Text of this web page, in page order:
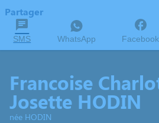
Partager
SMS WhatsApp Facebook
Francoise
Josette HODIN
née HODIN